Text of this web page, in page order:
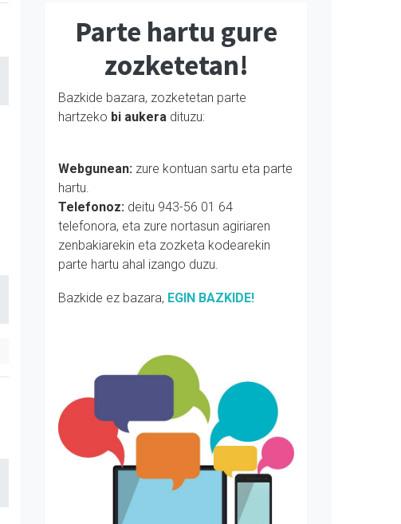
Parte hartu gure
zozketetan!
Bazkide bazara, zozketetan parte
hartzeko bi aukera dituzu:
Webgunean: zure kontuan sartu eta parte
hartu.
Telefonoz: deitu 943-56 01 64
telefonora, eta zure nortasun agiriaren
zenbakiarekin eta zozketa kodearekin
parte hartu ahal izango duzu.
Bazkide ez bazara, EGIN BAZKIDE!